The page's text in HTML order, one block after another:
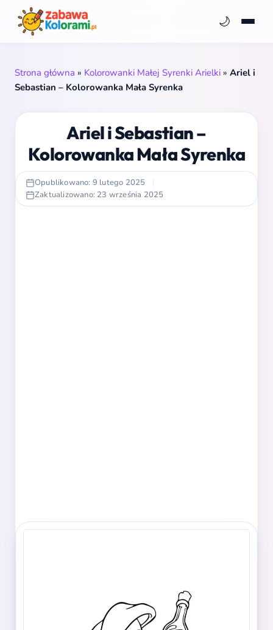
🌙
Strona główna » Kolorowanki Małej Syrenki Arielki » Ariel i
Sebastian – Kolorowanka Mała Syrenka
Ariel i Sebastian –
Kolorowanka Mała Syrenka
Opublikowano: 9 lutego 2025
|
Zaktualizowano: 23 września 2025